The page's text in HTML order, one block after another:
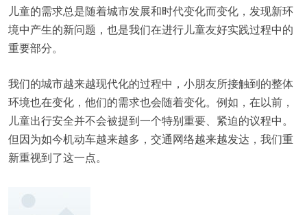
儿童的需求总是随着城市发展和时代变化而变化，发现新环
境中产生的新问题，也是我们在进行儿童友好实践过程中的
重要部分。
我们的城市越来越现代化的过程中，小朋友所接触到的整体
环境也在变化，他们的需求也会随着变化。例如，在以前，
儿童出行安全并不会被提到一个特别重要、紧迫的议程中。
但因为如今机动车越来越多，交通网络越来越发达，我们重
新重视到了这一点。